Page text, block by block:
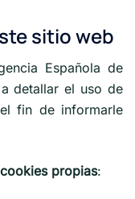
sitio web
Española de
detallar el uso de
fin de informarle
cookies propias: